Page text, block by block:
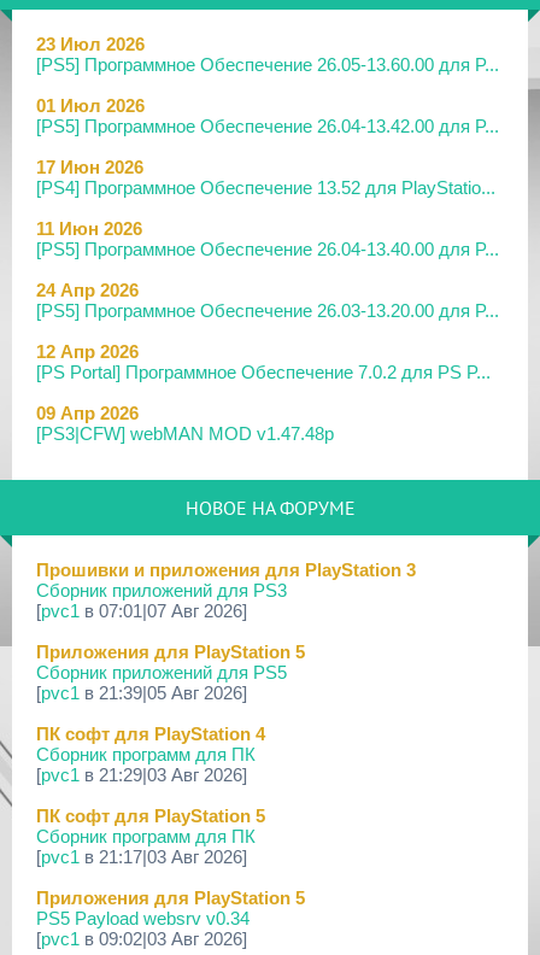
23 Июл 2026
[PS5] Программное Обеспечение 26.05-13.60.00 для P...
01 Июл 2026
[PS5] Программное Обеспечение 26.04-13.42.00 для P...
17 Июн 2026
[PS4] Программное Обеспечение 13.52 для PlayStatio...
11 Июн 2026
[PS5] Программное Обеспечение 26.04-13.40.00 для P...
24 Апр 2026
[PS5] Программное Обеспечение 26.03-13.20.00 для P...
12 Апр 2026
[PS Portal] Программное Обеспечение 7.0.2 для PS P...
09 Апр 2026
[PS3|CFW] webMAN MOD v1.47.48p
19 Мар 2026
18 Мар 2026
[PS3] Программное Обеспечение 4.93 для PlayStation...
17 Мар 2026
[PS4] Программное Обеспечение 13.50 для PlayStatio...
[PS5] Программное Обеспечение 26.02-13.00.00 для P...
19 Фев 2026
02 Фев 2026
[PS3|CFW/Android] Movian M7 7.0.235/236
29 Янв 2026
[PS4] Программное Обеспечение 13.04 для PlayStatio...
НОВОЕ НА ФОРУМЕ
Прошивки и приложения для PlayStation 3
Сборник приложений для PS3
[pvc1 в 07:01|07 Авг 2026]
Приложения для PlayStation 5
Сборник приложений для PS5
[pvc1 в 21:39|05 Авг 2026]
ПК софт для PlayStation 4
Сборник программ для ПК
[pvc1 в 21:29|03 Авг 2026]
ПК софт для PlayStation 5
Сборник программ для ПК
[pvc1 в 21:17|03 Авг 2026]
Приложения для PlayStation 5
PS5 Payload websrv v0.34
[pvc1 в 09:02|03 Авг 2026]